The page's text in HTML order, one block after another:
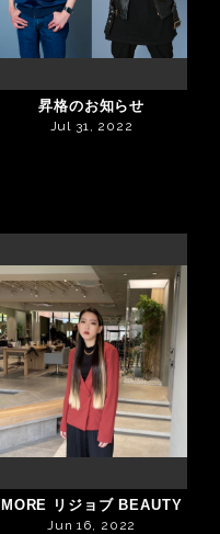
昇格のお知らせ
Jul 31, 2022
MORE リジョブ BEAUTY
Jun 16, 2022